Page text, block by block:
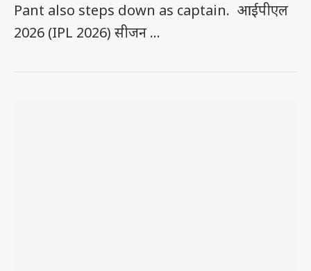
Pant also steps down as captain. आईपीएल
2026 (IPL 2026) सीजन …